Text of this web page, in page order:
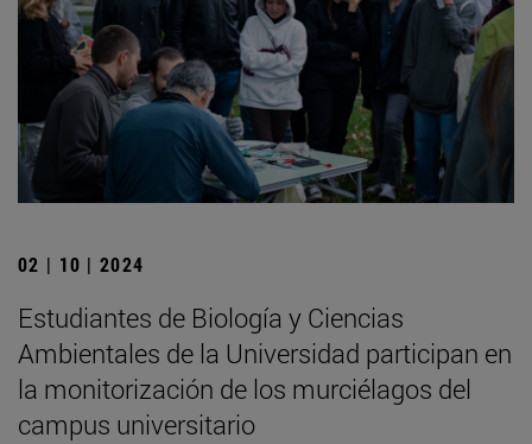
02 | 10 | 2024
Estudiantes de Biología y Ciencias
Ambientales de la Universidad participan en
la monitorización de los murciélagos del
campus universitario